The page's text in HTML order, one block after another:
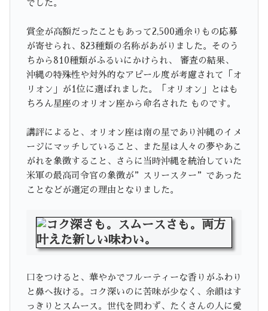
でした。
賞金が高額だったこともあって2,500通余りもの応募
が寄せられ、823種類の名称があがりました。そのう
ちから810種類がふるいにかけられ、 審査の結果、
沖縄の特殊性や対外的なアピール度が考慮されて「オ
リオン」が1位に選ばれました。「オリオン」とはも
ちろん星座のオリオン座から命名された ものです。
講評によると、オリオン座は南の星であり沖縄のイメ
ージにマッチしていること、また星は人々の夢やあこ
がれを象徴すること、さらに当時沖縄を統治していた
米軍の最高司令官の象徴が”スリースター”であった
ことなどが選定の理由となりました。
口をつけると、華やかでフルーティーな香りがふわり
と鼻へ抜ける。コク深いのに苦味が少なく、余韻はす
っきりとスムース。世代を問わず、たくさんの人に愛